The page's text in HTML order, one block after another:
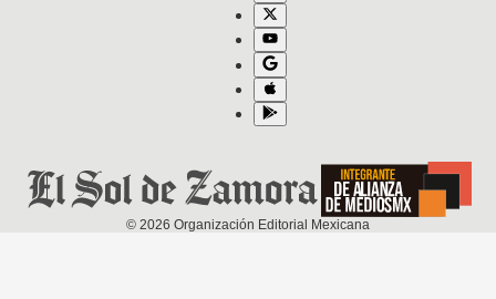
© 2026 Organización Editorial Mexicana